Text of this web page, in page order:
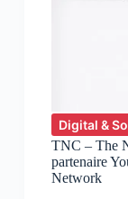
Digital &
TNC – The
partenaire
Network